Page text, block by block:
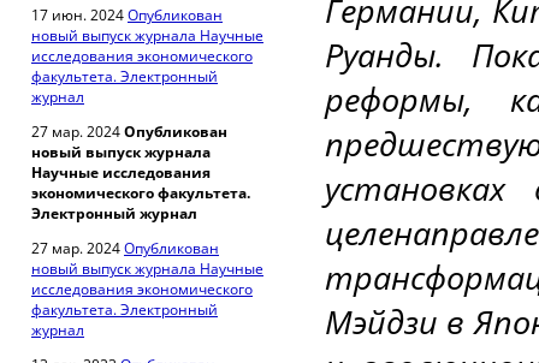
17 июн. 2024Опубликован
новый выпуск журнала Научные
исследования экономического
факультета. Электронный
журнал
27 мар. 2024Опубликован
новый выпуск журнала
Научные исследования
экономического факультета.
Электронный журнал
27 мар. 2024Опубликован
новый выпуск журнала Научные
исследования экономического
факультета. Электронный
журнал
Германии,
Руанды.
реформы,
Мэйдзи в